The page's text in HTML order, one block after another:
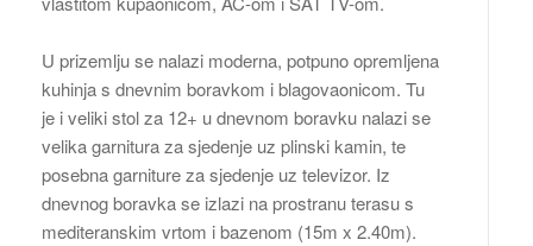
U prizemlju se nalazi moderna, potpuno opremljena
kuhinja s dnevnim boravkom i blagovaonicom. Tu
je i veliki stol za 12+ u dnevnom boravku nalazi se
velika garnitura za sjedenje uz plinski kamin, te
posebna garniture za sjedenje uz televizor. Iz
dnevnog boravka se izlazi na prostranu terasu s
mediteranskim vrtom i bazenom (15m x 2.40m).